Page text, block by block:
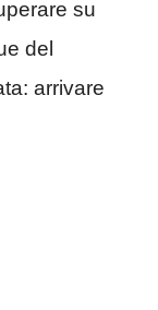
su
del
arrivare